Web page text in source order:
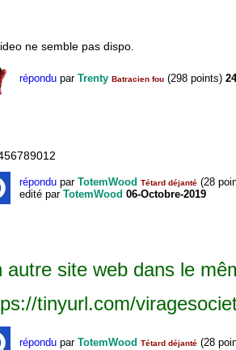
ne semble pas dispo.
répondu par Trenty Batracien fou (298 points)
répondu par TotemWood Tétard déjanté (28
edité par TotemWood 06-Octobre-2019
autre site web dans le
tinyurl.com/
répondu par TotemWood Tétard déjanté (28